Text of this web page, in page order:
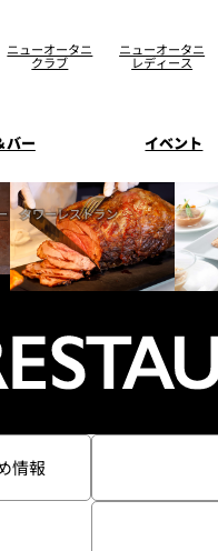
ニューオータニ
クラブ
ニューオータニ
レディース
エグゼクティブハウス
禅
ホテルニューオータニ
バー
ご案内
ソムリエ
ビュッフェ
VIEW & DINING THE
パティスリーSATSUKI
西洋料理
イベント
宴会場一覧
ウエディングスタイル
ムービー
ホテルへのアクセス
タワーレストラン
情報